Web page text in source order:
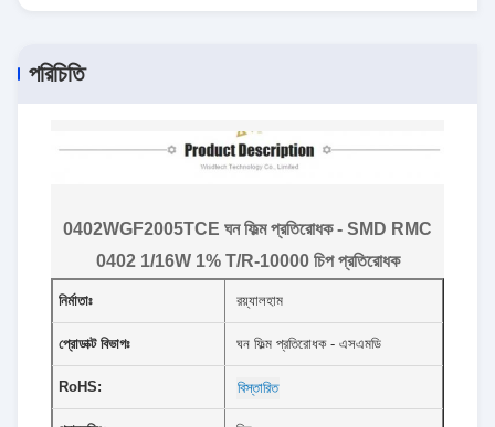
পরিচিতি
0402WGF2005TCE ঘন ফিল্ম প্রতিরোধক - SMD RMC
0402 1/16W 1% T/R-10000 চিপ প্রতিরোধক
নির্মাতাঃ রয়্যালহাম
প্রোডাক্ট বিভাগঃ ঘন ফিল্ম প্রতিরোধক - এসএমডি
RoHS: বিস্তারিত